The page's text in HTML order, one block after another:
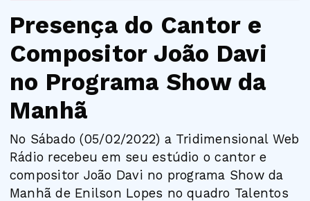
Presença do Cantor e
Compositor João Davi
no Programa Show da
Manhã
No Sábado (05/02/2022) a Tridimensional Web
Rádio recebeu em seu estúdio o cantor e
compositor João Davi no programa Show da
Manhã de Enilson Lopes no quadro Talentos